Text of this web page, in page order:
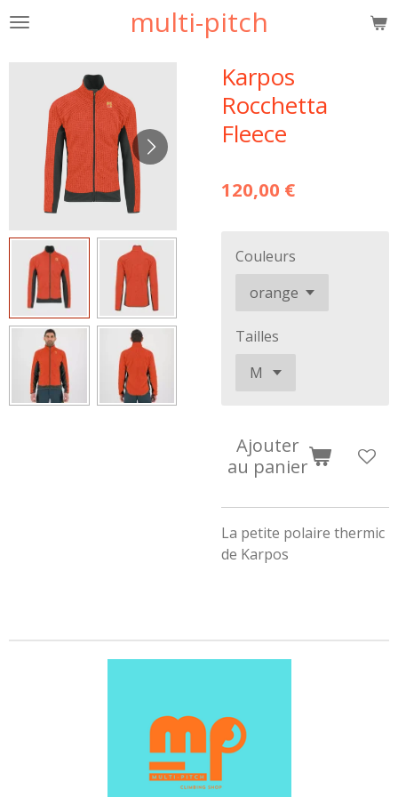
Passer
multi-pitch
Karpos
Rocchetta
Fleece
120,00 €
Couleurs
Tailles
Ajouter
au panier
La petite polaire thermic
de Karpos